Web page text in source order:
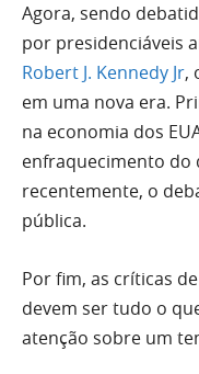
Agora, sendo
por presidenciáveis
Robert J. Kennedy Jr,
em uma nova era.
na economia dos
enfraquecimento do
recentemente, o
pública.
Por fim, as críticas
devem ser tudo o
atenção sobre um